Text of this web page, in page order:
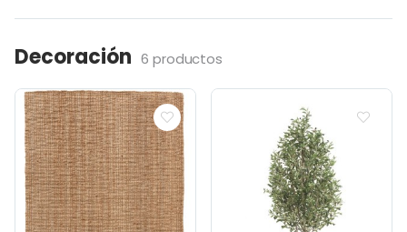
Decoración 6 productos